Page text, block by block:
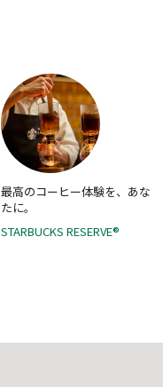
最高のコーヒー体験を、あな
たに。
STARBUCKS RESERVE®